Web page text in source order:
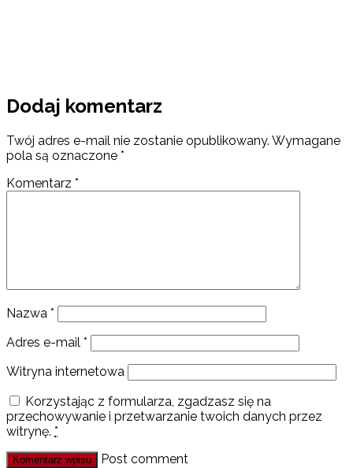
Dodaj komentarz
Twój adres e-mail nie zostanie opublikowany. Wymagane
pola są oznaczone *
Komentarz *
Nazwa *
Adres e-mail *
Witryna internetowa
Korzystając z formularza, zgadzasz się na
przechowywanie i przetwarzanie twoich danych przez
witrynę. *
Post comment